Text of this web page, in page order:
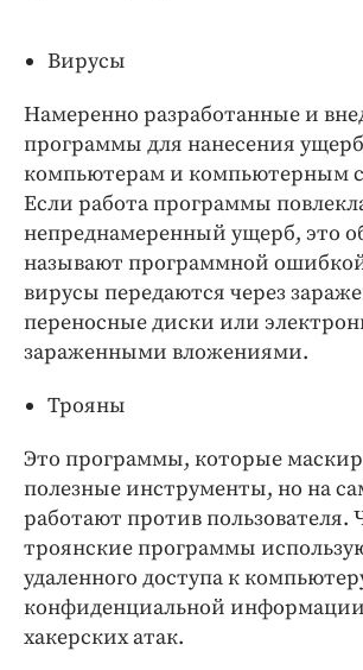
Вирусы
Намеренно разработанные и
программы для нанесения
компьютерам и компьютерным
Если работа программы
непреднамеренный ущерб, это
называют программной
вирусы передаются через
переносные диски или
зараженными вложениями.
Трояны
Это программы, которые
полезные инструменты, но на
работают против пользователя.
троянские программы
удаленного доступа к
конфиденциальной
хакерских атак.